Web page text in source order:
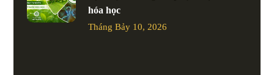
hóa học
Tháng Bảy 10, 2026